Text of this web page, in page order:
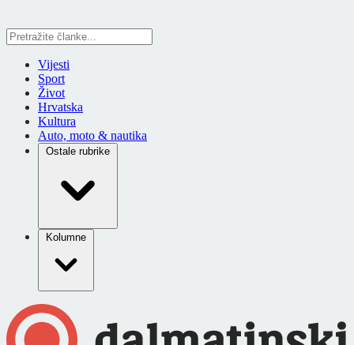
Vijesti
Sport
Život
Hrvatska
Kultura
Auto, moto & nautika
Ostale rubrike
Kolumne